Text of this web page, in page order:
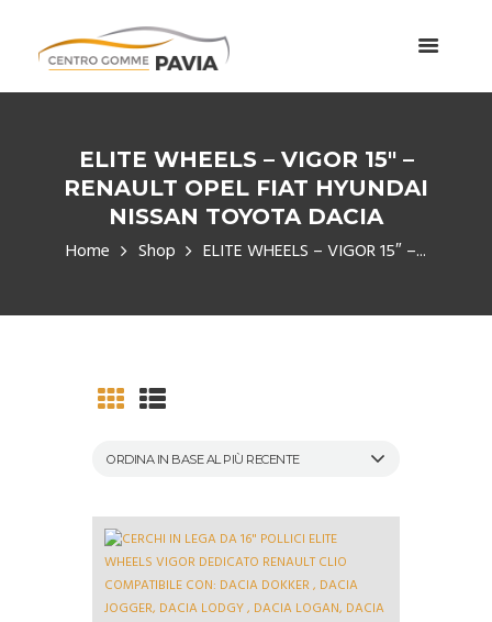
ELITE WHEELS – VIGOR 15″ –
RENAULT OPEL FIAT HYUNDAI
NISSAN TOYOTA DACIA
Home Shop ELITE WHEELS – VIGOR 15″ –...